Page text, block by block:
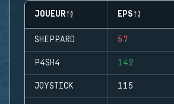
JOUEUR EPS
SHEPPARD 57
P4SH4 142
JOYSTICK 115